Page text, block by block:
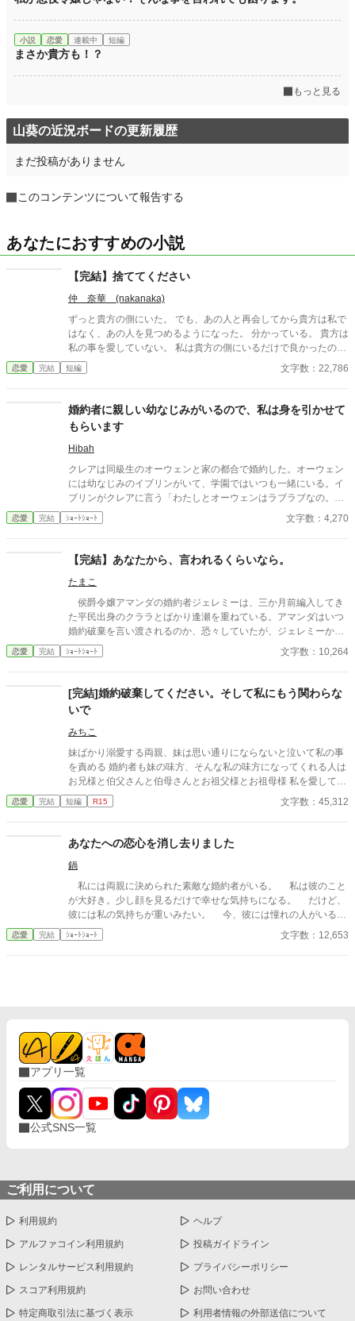
小説 恋愛 連載中 短編
まさか貴方も！？
もっと見る
山葵の近況ボードの更新履歴
まだ投稿がありません
このコンテンツについて報告する
あなたにおすすめの小説
【完結】捨ててください
仲 奈華 (nakanaka)
ずっと貴方の側にいた。 でも、あの人と再会してから貴方は私で
はなく、あの人を見つめるようになった。 分かっている。 貴方は
私の事を愛していない。 私は貴方の側にいるだけで良かったの
に。 貴方が、あの人の側へ行きたいと悩んでいる事が私に伝わっ
てくる。 もういいの。 ありがとう貴方。 もう私の事は、、、 捨
結7月18日
恋愛 完結 短編 文字数：22,786
婚約者に親しい幼なじみがいるので、私は身を引かせて
もらいます
Hibah
クレアは同級生のオーウェンと家の都合で婚約した。オーウェン
には幼なじみのイブリンがいて、学園ではいつも一緒にいる。イ
ブリンがクレアに言う「わたしとオーウェンはラブラブなの。ク
レアのこと恨んでる。謝るくらいなら婚約を破棄してよ」クレア
は二人のために身を引こうとするが……？
恋愛 完結 ｼｮｰﾄｼｮｰﾄ 文字数：4,270
【完結】あなたから、言われるくらいなら。
たまこ
侯爵令嬢アマンダの婚約者ジェレミーは、三か月前編入してき
た平民出身のクララとばかり逢瀬を重ねている。アマンダはいつ
婚約破棄を言い渡されるのか、恐々していたが、ジェレミーから
言われた言葉とは……。 2023.4.25 HOTランキング36位／24hラ
ンキング30位 ありがとうございました！
恋愛 完結 ｼｮｰﾄｼｮｰﾄ 文字数：10,264
[完結]婚約破棄してください。そして私にもう関わらな
いで
みちこ
妹ばかり溺愛する両親、妹は思い通りにならないと泣いて私の事
を責める 婚約者も妹の味方、そんな私の味方になってくれる人は
お兄様と伯父さんと伯母さんとお祖父様とお祖母様 私を愛してく
れる人の為にももう自由になります
恋愛 完結 短編 R15 文字数：45,312
あなたへの恋心を消し去りました
鍋
私には両親に決められた素敵な婚約者がいる。 私は彼のこと
が大好き。少し顔を見るだけで幸せな気持ちになる。 だけど、
彼には私の気持ちが重いみたい。 今、彼には憧れの人がいる。
その人は大人びた雰囲気をもつ二つ上の先輩。 彼は心は自由で
いたい言っていた。 その女性と話す時、私には見せない楽しそ
恋愛 完結 ｼｮｰﾄｼｮｰﾄ 文字数：12,653
アプリ一覧
公式SNS一覧
ご利用について
利用規約 ヘルプ
アルファコイン利用規約 投稿ガイドライン
レンタルサービス利用規約 プライバシーポリシー
スコア利用規約 お問い合わせ
特定商取引法に基づく表示 利用者情報の外部送信について